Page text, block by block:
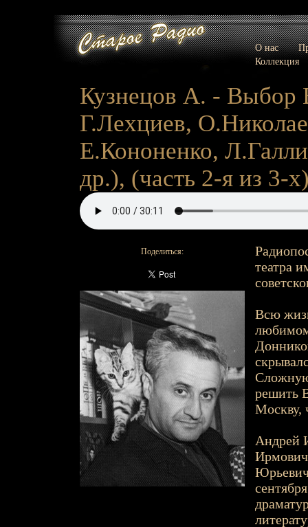
О нас
Коллекция
Кузнецов А. - Выбор
Г.Лехциев,
Е.Кононенко,
др.), (часть 2-я из 3-
Поделиться:
театра
Всю
решить
Москву,
Андрей
Ирмович
Юрьевич